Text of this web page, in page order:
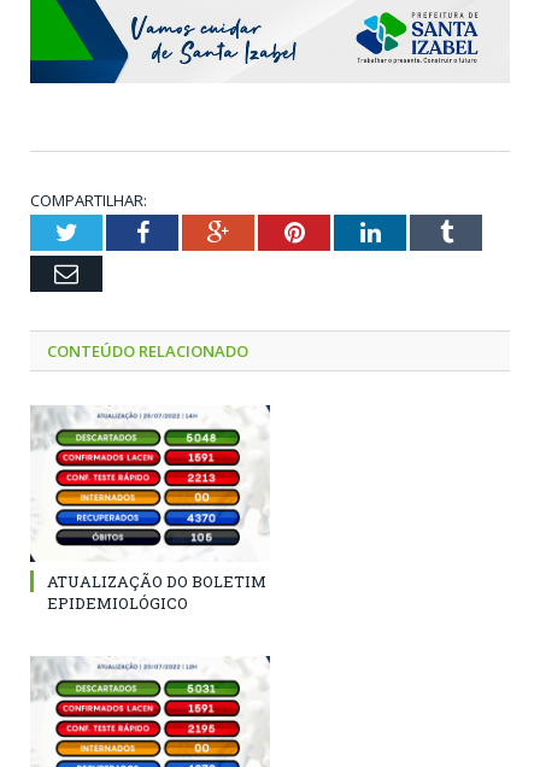
COMPARTILHAR:
TwitterFacebookGoogle+PinterestLinkedInTumblr
Email
CONTEÚDO RELACIONADO
ATUALIZAÇÃO DO BOLETIM
EPIDEMIOLÓGICO